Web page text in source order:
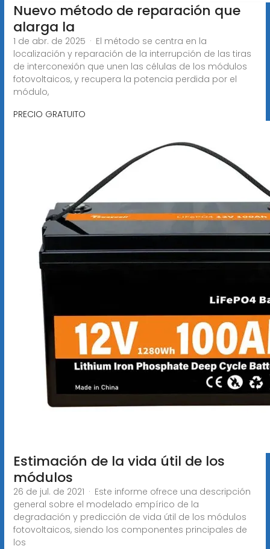
Nuevo método de reparación que
alarga la
1 de abr. de 2025 · El método se centra en la
localización y reparación de la interrupción de las tiras
de interconexión que unen las células de los módulos
fotovoltaicos, y recupera la potencia perdida por el
módulo,
PRECIO GRATUITO
Estimación de la vida útil de los
módulos
26 de jul. de 2021 · Este informe ofrece una descripción
general sobre el modelado empírico de la
degradación y predicción de vida útil de los módulos
fotovoltaicos, siendo los componentes principales de
los